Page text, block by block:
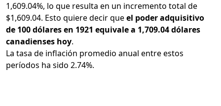
1,609.04%, lo que resulta en un incremento total de
$1,609.04. Esto quiere decir queel poder adquisitivo
de 100 dólares en 1921 equivale a 1,709.04 dólares
canadienses hoy.
La tasa de inflación promedio anual entre estos
períodos ha sido 2.74%.